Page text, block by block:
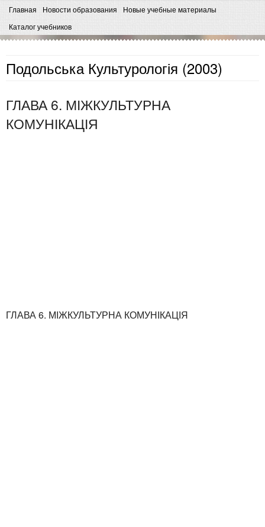
Главная Новости образования
Новые учебные материалы
Каталог учебников
Подольська Культурологія (2003)
ГЛАВА 6. МІЖКУЛЬТУРНА
КОМУНІКАЦІЯ
ГЛАВА 6. МІЖКУЛЬТУРНА КОМУНІКАЦІЯ